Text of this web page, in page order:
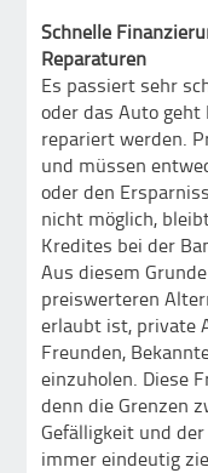
Schnelle
Reparaturen
Es passiert sehr
oder das Auto
repariert werden.
und müssen
oder den
nicht möglich,
Kredites bei der
Aus diesem
preiswerteren
erlaubt ist, private
Freunden,
einzuholen. Diese
denn die Grenzen
Gefälligkeit und
immer eindeutig